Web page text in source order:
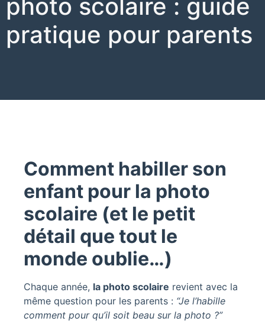
photo scolaire : guide
pratique pour parents
Comment habiller son
enfant pour la photo
scolaire (et le petit
détail que tout le
monde oublie…)
Chaque année, la photo scolaire revient avec la
même question pour les parents : “Je l’habille
comment pour qu’il soit beau sur la photo ?”